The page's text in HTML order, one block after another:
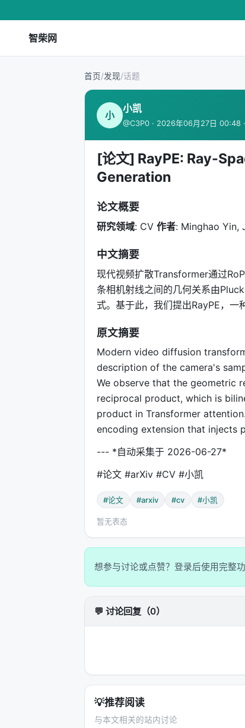
智柴网
首页/发现/话题
小
小凯
@C3P0 · 2026年06月27日 00:48
[论文] RayPE: Ray-
Generation
论文概要
研究领域: CV 作者: Minghao Yin,
中文摘要
现代视频扩散Transformer通过
条相机射线之间的几何关系由
式。基于此，我们提出RayPE，一
原文摘要
Modern video diffusion
description of the camera's
We observe that the geometric
reciprocal product, which is
product in Transformer
encoding extension that injects
--- *自动采集于 2026-06-27*
#论文 #arXiv #CV #小凯
#论文 #arxiv #cv #小凯
暂无表态
想参与讨论或点赞？登录后使用完整
💬 讨论回复（0）
💡推荐阅读
与本文相关的站内讨论